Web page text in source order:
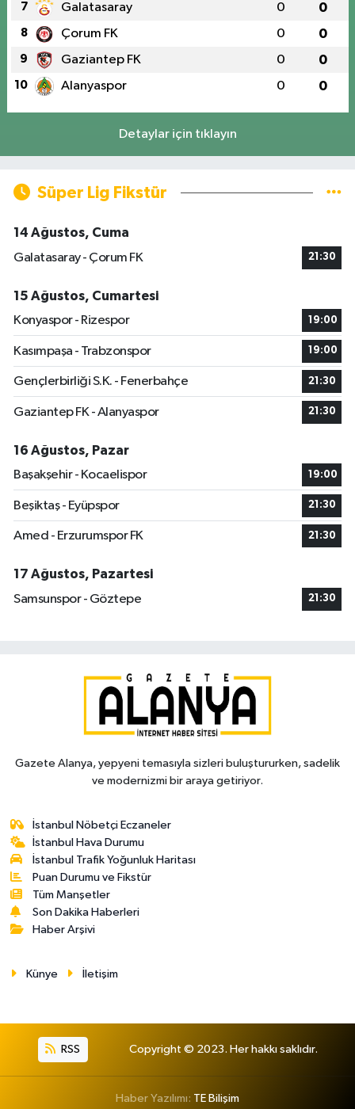
7 Galatasaray 0 0
8 Çorum FK 0 0
9 Gaziantep FK 0 0
10 Alanyaspor 0 0
Detaylar için tıklayın
Süper Lig Fikstür
14 Ağustos, Cuma
Galatasaray - Çorum FK
21:30
15 Ağustos, Cumartesi
Konyaspor - Rizespor
19:00
Kasımpaşa - Trabzonspor 19:00
Gençlerbirliği S.K. - Fenerbahçe 21:30
Gaziantep FK - Alanyaspor 21:30
16 Ağustos, Pazar
Başakşehir - Kocaelispor
19:00
Beşiktaş - Eyüpspor 21:30
Amed - Erzurumspor FK 21:30
17 Ağustos, Pazartesi
Samsunspor - Göztepe
21:30
Gazete Alanya, yepyeni temasıyla sizleri buluştururken, sadelik
ve modernizmi bir araya getiriyor.
İstanbul Nöbetçi Eczaneler
İstanbul Hava Durumu
İstanbul Trafik Yoğunluk Haritası
Puan Durumu ve Fikstür
Tüm Manşetler
Son Dakika Haberleri
Haber Arşivi
Künye İletişim
RSS Copyright © 2023. Her hakkı saklıdır.
Haber Yazılımı: TE Bilişim